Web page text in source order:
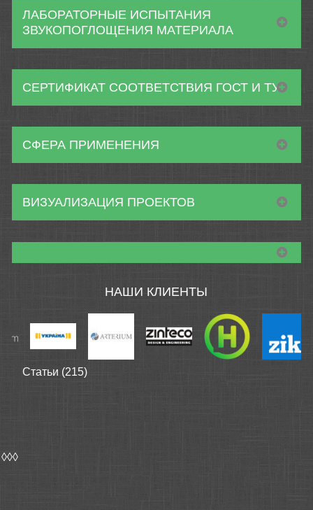
ЛАБОРАТОРНЫЕ ИСПЫТАНИЯ
ЗВУКОПОГЛОЩЕНИЯ МАТЕРИАЛА
СЕРТИФИКАТ СООТВЕТСТВИЯ ГОСТ И ТУ
СФЕРА ПРИМЕНЕНИЯ
ВИЗУАЛИЗАЦИЯ ПРОЕКТОВ
НАШИ КЛИЕНТЫ
Статьи (215)
◊◊◊